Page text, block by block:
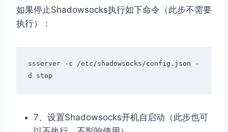
如果停止Shadowsocks执行如下命令（此步不需要
执行）：
ssserver - c /etc/shadowsocks/config . json
-
d stop
7、设置Shadowsocks开机自启动（此步也可